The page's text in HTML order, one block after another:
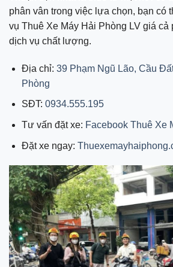
phân vân trong việc lựa chọn, bạn có
vụ Thuê Xe Máy Hải Phòng LV giá cả
dịch vụ chất lượng.
Địa chỉ: 39 Phạm Ngũ Lão, Cầu
Phòng
SĐT: 0934.555.195
Tư vấn đặt xe: Facebook Thuê Xe
Đặt xe ngay: